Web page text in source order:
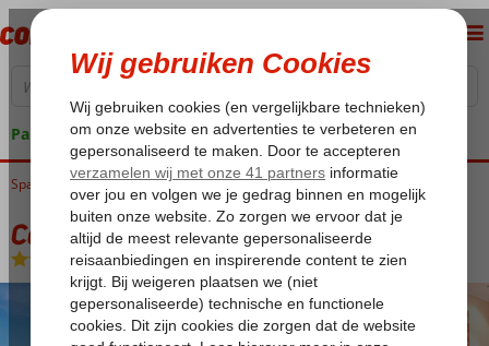
Pakketgarantie
Home
Spanje Balearen Mallorca El Arenal Caribbean Bay
Caribbean Bay
Halfpension-Hotel